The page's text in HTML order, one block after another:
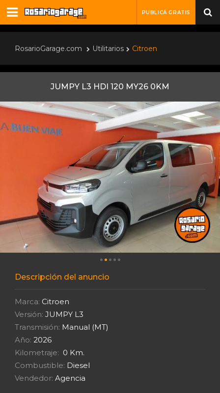
PUBLICÁ GRATIS
RosarioGarage.com Utilitarios Citroen
JUMPY L3 HDI 120 MY26 0KM
Descripción del anuncio
Marca: Citroen
Versión: JUMPY L3
Transmisión: Manual (MT)
Año: 2026
Kilometraje: 0 Km.
Combustible: Diesel
Vendedor: Agencia